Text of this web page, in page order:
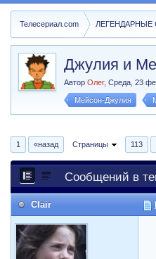
Телесериал.com ЛЕГЕНДАРНЫЕ
Джулия и
АвторОлег,Среда, 23
Мейсон-Джулия
1 «назад Страницы 113
Сообщений в
Clair